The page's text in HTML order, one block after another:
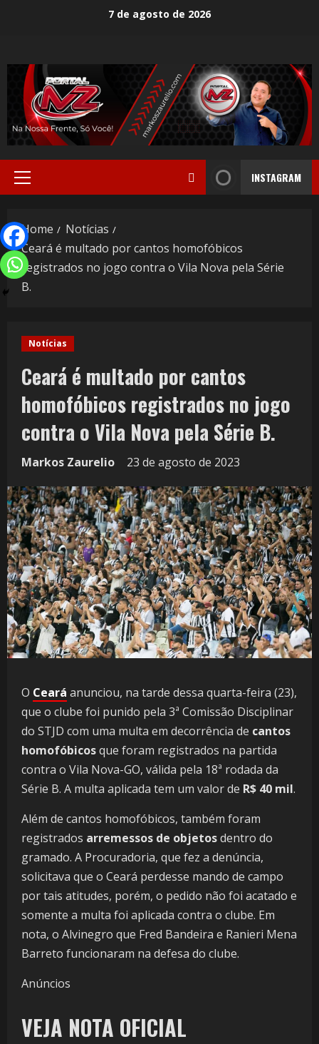
7 de agosto de 2026
INSTAGRAM
Home
Notícias
Ceará é multado por cantos homofóbicos
registrados no jogo contra o Vila Nova pela Série
B.
Notícias
Ceará é multado por cantos
homofóbicos registrados no jogo
contra o Vila Nova pela Série B.
Markos Zaurelio 23 de agosto de 2023
O Ceará anunciou, na tarde dessa quarta-feira (23),
que o clube foi punido pela 3ª Comissão Disciplinar
do STJD com uma multa em decorrência de cantos
homofóbicosque foram registrados na partida
contra o Vila Nova-GO, válida pela 18ª rodada da
Série B. A multa aplicada tem um valor de R$ 40 mil.
Além de cantos homofóbicos, também foram
registrados arremessos de objetosdentro do
gramado. A Procuradoria, que fez a denúncia,
solicitava que o Ceará perdesse mando de campo
por tais atitudes, porém, o pedido não foi acatado e
somente a multa foi aplicada contra o clube. Em
nota, o Alvinegro que Fred Bandeira e Ranieri Mena
Barreto funcionaram na defesa do clube.
Anúncios
VEJA NOTA OFICIAL